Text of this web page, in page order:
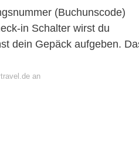
(Buchunscode)
in Schalter wirst du
dein Gepäck aufgeben.
an